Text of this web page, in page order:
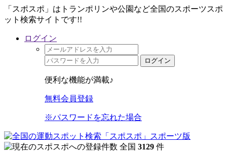
「スポスポ」はトランポリンや公園など全国のスポーツスポ
ット検索サイトです!!
ログイン
ログイン
便利な機能が満載♪
無料会員登録
※パスワードを忘れた場合
全国 3129 件